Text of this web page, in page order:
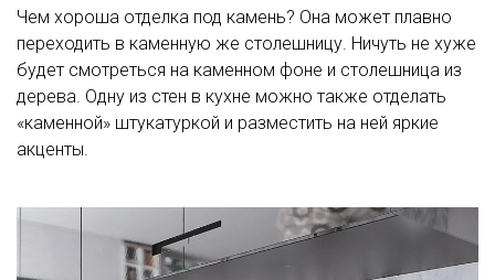
Чем хороша отделка под камень? Она может плавно
переходить в каменную же столешницу. Ничуть не хуже
будет смотреться на каменном фоне и столешница из
дерева. Одну из стен в кухне можно также отделать
«каменной» штукатуркой и разместить на ней яркие
акценты.